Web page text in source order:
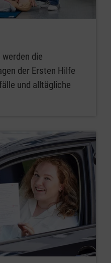
die
der Ersten Hilfe
und alltägliche